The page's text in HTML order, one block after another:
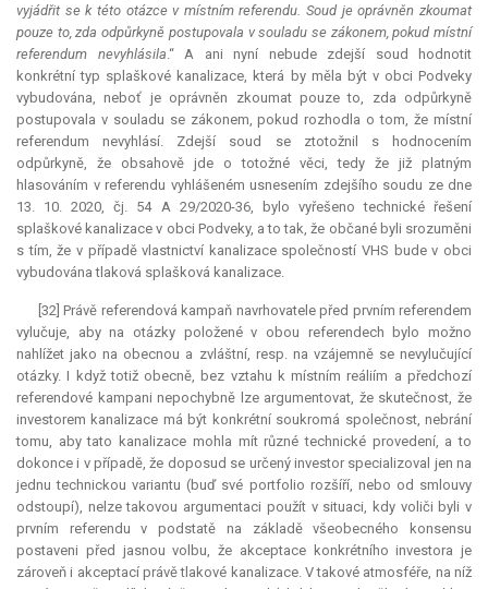
vyjádřit se k této otázce v místním referendu. Soud je oprávněn zkoumat
pouze to, zda odpůrkyně postupovala v souladu se zákonem, pokud místní
referendum nevyhlásila.“ A ani nyní nebude zdejší soud hodnotit
konkrétní typ splaškové kanalizace, která by měla být v obci Podveky
vybudována, neboť je oprávněn zkoumat pouze to, zda odpůrkyně
postupovala v souladu se zákonem, pokud rozhodla o tom, že místní
referendum nevyhlásí. Zdejší soud se ztotožnil s hodnocením
odpůrkyně, že obsahově jde o totožné věci, tedy že již platným
hlasováním v referendu vyhlášeném usnesením zdejšího soudu ze dne
13. 10. 2020, čj. 54 A 29/2020-36, bylo vyřešeno technické řešení
splaškové kanalizace v obci Podveky, a to tak, že občané byli srozuměni
s tím, že v případě vlastnictví kanalizace společností VHS bude v obci
vybudována tlaková splašková kanalizace.
[32] Právě referendová kampaň navrhovatele před prvním referendem
vylučuje, aby na otázky položené v obou referendech bylo možno
nahlížet jako na obecnou a zvláštní, resp. na vzájemně se nevylučující
otázky. I když totiž obecně, bez vztahu k místním reáliím a předchozí
referendové kampani nepochybně lze argumentovat, že skutečnost, že
investorem kanalizace má být konkrétní soukromá společnost, nebrání
tomu, aby tato kanalizace mohla mít různé technické provedení, a to
dokonce i v případě, že doposud se určený investor specializoval jen na
jednu technickou variantu (buď své portfolio rozšíří, nebo od smlouvy
odstoupí), nelze takovou argumentaci použít v situaci, kdy voliči byli v
prvním referendu v podstatě na základě všeobecného konsensu
postaveni před jasnou volbu, že akceptacekonkrétního investora je
zároveň i akceptací právě tlakové kanalizace. V takové atmosféře, na níž